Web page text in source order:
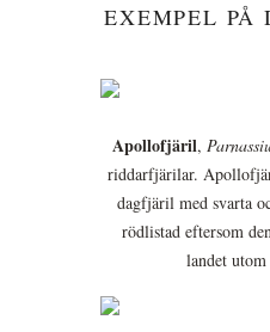
EXEMPEL PÅ
Apollofjäril,
riddarfjärilar.
dagfjäril med svarta
rödlistad eftersom
landet